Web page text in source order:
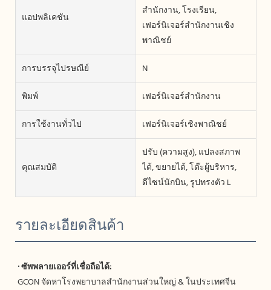
แอปพลิเคชัน
สำนักงาน, โรงเรียน,
เฟอร์นิเจอร์สำนักงานเชิง
พาณิชย์
การบรรจุไปรษณีย์
N
พิมพ์
เฟอร์นิเจอร์สำนักงาน
การใช้งานทั่วไป
เฟอร์นิเจอร์เชิงพาณิชย์
คุณสมบัติ
ปรับ (ความสูง), แปลงสภาพ
ได้, ขยายได้, โต๊ะผู้บริหาร,
ดีไซน์นักบิน, รูปทรงตัว L
รายละเอียดสินค้า
GCON จัดหาโรงพยาบาลสำนักงานส่วนใหญ่ & ในประเทศจีน